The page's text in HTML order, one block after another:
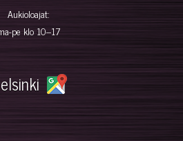
Aukioloajat:
pe klo 10–17